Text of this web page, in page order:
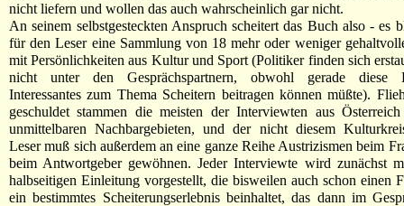
nicht liefern und wollen das auch wahrscheinlich gar nicht.
An seinem selbstgesteckten Anspruch scheitert das Buch also - es
für den Leser eine Sammlung von 18 mehr oder weniger
mit Persönlichkeiten aus Kultur und Sport (Politiker finden sich
nicht unter den Gesprächspartnern, obwohl gerade diese
Interessantes zum Thema Scheitern beitragen können müßte).
geschuldet stammen die meisten der Interviewten aus
unmittelbaren Nachbargebieten, und der nicht diesem
Leser muß sich außerdem an eine ganze Reihe Austrizismen beim
beim Antwortgeber gewöhnen. Jeder Interviewte wird zunächst
halbseitigen Einleitung vorgestellt, die bisweilen auch schon einen
ein bestimmtes Scheiterungserlebnis beinhaltet, das dann im